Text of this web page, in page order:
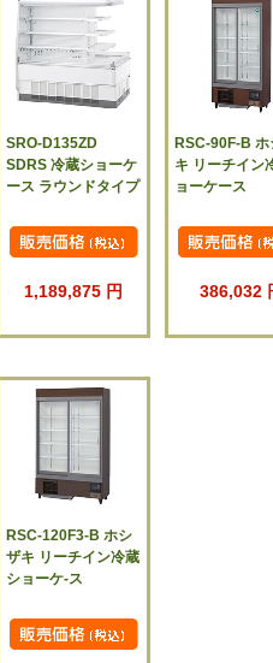
SRO-D135ZD
SDRS 冷蔵ショーケ
ース ラウンドタイプ
1,189,875 円
RSC-90F-B ホ
キ リーチイン
ョーケース
386,032
RSC-120F3-B ホシ
ザキ リーチイン冷蔵
ショーケ-ス